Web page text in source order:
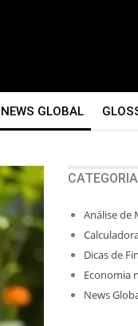
NEWS GLOBAL
Análise de
Dicas de
Economia
News